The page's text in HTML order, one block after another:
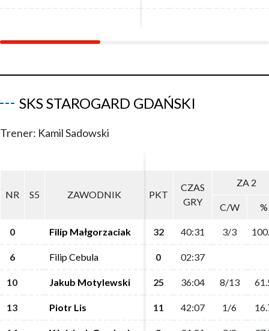
SKS STAROGARD GDAŃSKI
Trener: Kamil Sadowski
NR S5 ZAWODNIK PKT
CZAS
GRY
ZA 2
C/W %
0 Filip Małgorzaciak 32 40:31 3/3
6 Filip Cebula 0 02:37
10 Jakub Motylewski 25 36:04 8/13
13 Piotr Lis 11 42:07 1/6
NR S5 ZAWODNIK PKT
CZAS
GRY
ZA 2
C/W %
0 Filip Małgorzaciak 32 40:31 3/3
6 Filip Cebula 0 02:37
10 Jakub Motylewski 25 36:04 8/13
13 Piotr Lis 11 42:07 1/6